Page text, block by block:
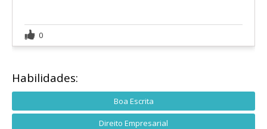
0
Habilidades:
Boa Escrita
Direito Empresarial